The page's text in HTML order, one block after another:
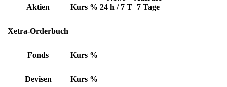
Aktien Kurs % 24 h / 7 T 7 Tage
Xetra-Orderbuch
Fonds Kurs %
Devisen Kurs %